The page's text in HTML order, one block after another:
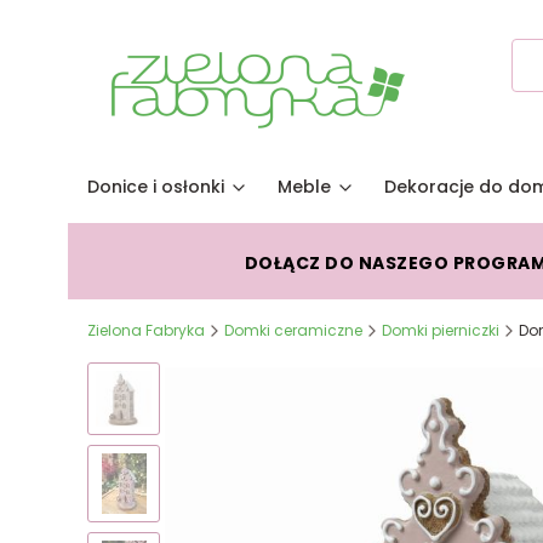
Donice i osłonki Meble Dekoracje do
DOŁĄCZ DO NASZEGO
Zielona Fabryka Domki ceramiczne Domki pierniczki